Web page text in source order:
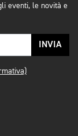
eventi, le novità e
INVIA